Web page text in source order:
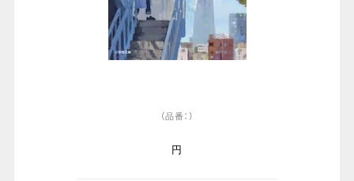
（品番：）
円